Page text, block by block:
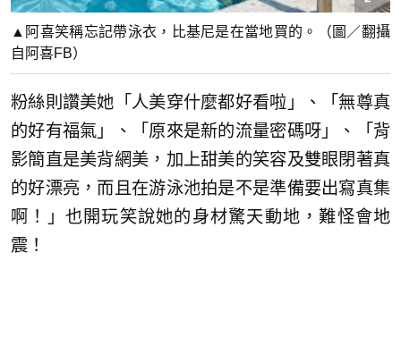
▲阿喜笑稱忘記帶泳衣，比基尼是在當地買的。（圖／翻攝
自阿喜FB）
粉絲則讚美她「人美穿什麼都好看啦」、「無尊真
的好有福氣」、「原來是新的流量密碼呀」、「背
影簡直是美背網美，加上甜美的笑容及雙眼閉著真
的好漂亮，而且在游泳池拍是不是準備要出寫真集
啊！」也開玩笑說她的身材驚天動地，難怪會地
震！